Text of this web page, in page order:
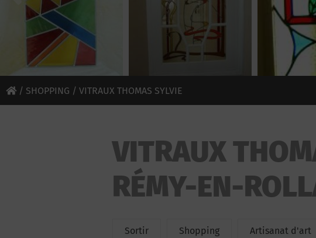
/ SHOPPING / VITRAUX THOMAS SYLVIE
VITRAUX
RÉMY-EN-
Sortir Shopping Artisanat d'art